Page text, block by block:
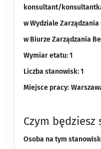
konsultant/
w Wydziale
w Biurze Zarządzania
Wymiar etatu: 1
Liczba stanowisk: 1
Miejsce pracy:
Czym będziesz
Osoba na tym